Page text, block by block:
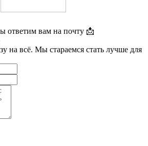
ответим вам на почту 📩
на всё. Мы стараемся стать лучше для